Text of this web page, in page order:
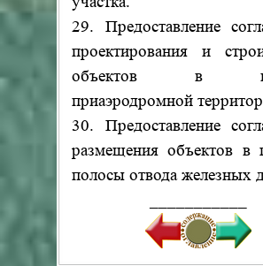
29. Предоставление
проектирования и
объектов в
приаэродромной
30. Предоставление
размещения объектов в
полосы отвода железных